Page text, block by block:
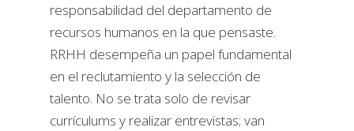
responsabilidad del departamento de
recursos humanos en la que pensaste.
RRHH desempeña un papel fundamental
en el reclutamiento y la selección de
talento. No se trata solo de revisar
currículums y realizar entrevistas; van